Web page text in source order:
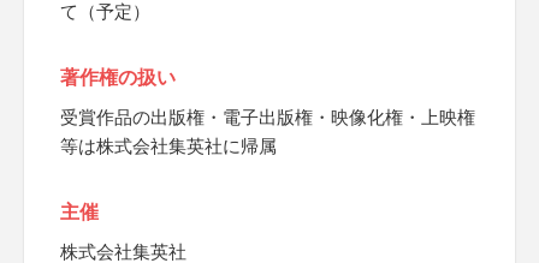
て（予定）
著作権の扱い
受賞作品の出版権・電子出版権・映像化権・上映権
等は株式会社集英社に帰属
主催
株式会社集英社